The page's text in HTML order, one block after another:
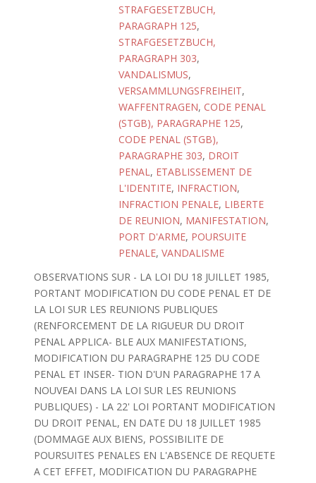
STRAFGESETZBUCH,
PARAGRAPH 125,
STRAFGESETZBUCH,
PARAGRAPH 303,
VANDALISMUS,
VERSAMMLUNGSFREIHEIT,
WAFFENTRAGEN, CODE PENAL
(STGB), PARAGRAPHE 125,
CODE PENAL (STGB),
PARAGRAPHE 303, DROIT
PENAL, ETABLISSEMENT DE
L'IDENTITE, INFRACTION,
INFRACTION PENALE, LIBERTE
DE REUNION, MANIFESTATION,
PORT D'ARME, POURSUITE
PENALE, VANDALISME
OBSERVATIONS SUR - LA LOI DU 18 JUILLET 1985,
PORTANT MODIFICATION DU CODE PENAL ET DE
LA LOI SUR LES REUNIONS PUBLIQUES
(RENFORCEMENT DE LA RIGUEUR DU DROIT
PENAL APPLICA- BLE AUX MANIFESTATIONS,
MODIFICATION DU PARAGRAPHE 125 DU CODE
PENAL ET INSER- TION D'UN PARAGRAPHE 17 A
NOUVEAI DANS LA LOI SUR LES REUNIONS
PUBLIQUES) - LA 22' LOI PORTANT MODIFICATION
DU DROIT PENAL, EN DATE DU 18 JUILLET 1985
(DOMMAGE AUX BIENS, POSSIBILITE DE
POURSUITES PENALES EN L'ABSENCE DE REQUETE
A CET EFFET, MODIFICATION DU PARAGRAPHE